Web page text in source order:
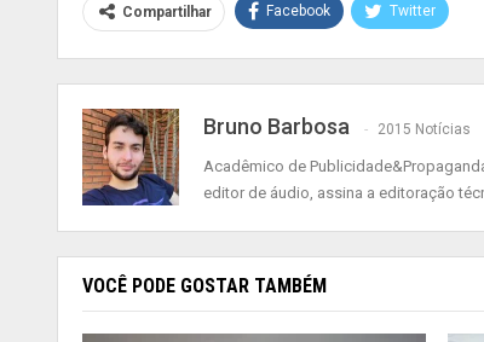
Compartilhar Facebook Twitter
Bruno Barbosa 2015 Notícias
Acadêmico de
editor de áudio, assina a editoração
VOCÊ PODE GOSTAR TAMBÉM